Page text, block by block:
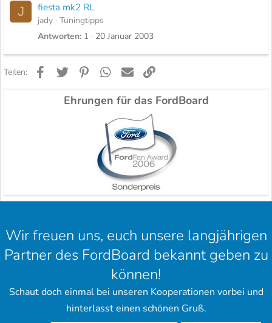
J fiesta mk2 RL
jady Tuningtipps
Antworten 1 20 Januar 2003
Teilen: FacebookTwitter PinterestWhatsApp
E-Mail
Ehrungen für das FordBoard
Wir freuen uns, euch unsere langjährigen
Partner des FordBoard bekannt geben zu
können!
Schaut doch einmal bei unseren Kooperationen vorbei und
hinterlasst einen schönen Gruß.